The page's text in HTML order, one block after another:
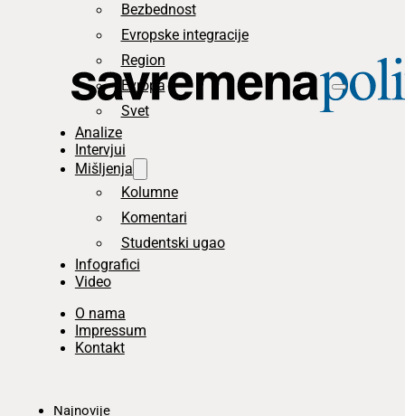
Bezbednost
Evropske integracije
Region
Evropa
Svet
Analize
Intervjui
Mišljenja
Kolumne
Komentari
Studentski ugao
Infografici
Video
O nama
Impressum
Kontakt
Najnovije